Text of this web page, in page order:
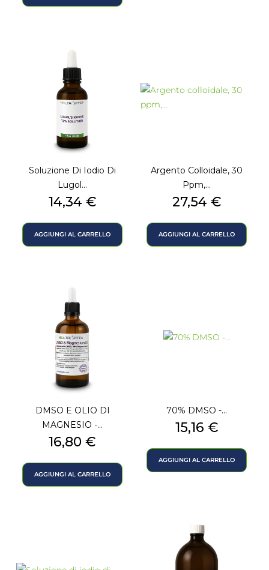
Soluzione Di Iodio Di
Lugol...
Prezzo
14,34 €
AGGIUNGI AL CARRELLO
Argento Colloidale, 30
Ppm,...
Prezzo
27,54 €
AGGIUNGI AL CARRELLO
DMSO E OLIO DI
MAGNESIO -...
Prezzo
16,80 €
AGGIUNGI AL CARRELLO
70% DMSO -...
Prezzo
15,16 €
AGGIUNGI AL CARRELLO